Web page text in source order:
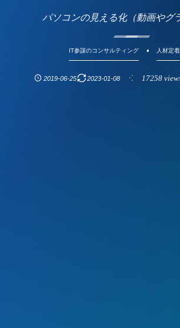
パソコンの見える化（動画やグ
IT参謀のコンサルティング 人材定着
2019-06-25 2023-01-08 17258